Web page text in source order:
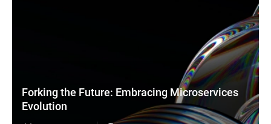
Forking the Future: Embracing Microservices
Evolution